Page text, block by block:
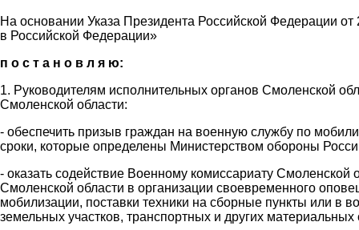
На основании Указа Президента Российской Федерации
в Российской Федерации»
п о с т а н о в л я ю:
1. Руководителям исполнительных органов Смоленской
Смоленской области:
- обеспечить призыв граждан на военную службу по
сроки, которые определены Министерством обороны
- оказать содействие Военному комиссариату
Смоленской области в организации своевременного
мобилизации, поставки техники на сборные пункты или в
земельных участков, транспортных и других